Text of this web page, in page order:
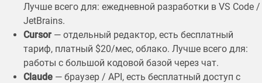
Лучше всего для: ежедневной разработки в VS Code /
JetBrains.
Cursor — отдельный редактор, есть бесплатный
тариф, платный $20/мес, облако. Лучше всего для:
работы с большой кодовой базой через чат.
Claude — браузер / API, есть бесплатный доступ с